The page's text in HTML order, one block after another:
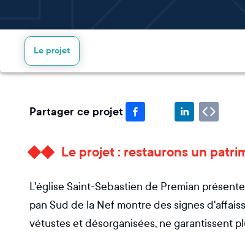
Le projet
Partager ce projet
Le projet : restaurons un
L'église Saint-Sebastien de Premian
pan Sud de la Nef montre des signes
vétustes et désorganisées, ne garantissent